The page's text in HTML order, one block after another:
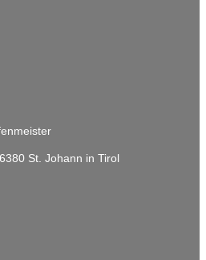
St. Johann in Tirol